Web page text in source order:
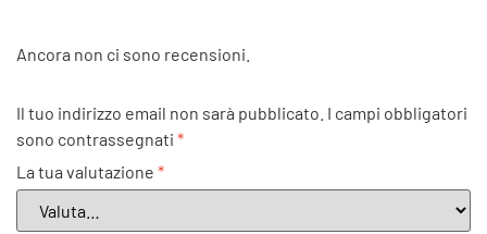
Ancora non ci sono recensioni.
Il tuo indirizzo email non sarà pubblicato. I campi obbligatori
sono contrassegnati *
La tua valutazione *